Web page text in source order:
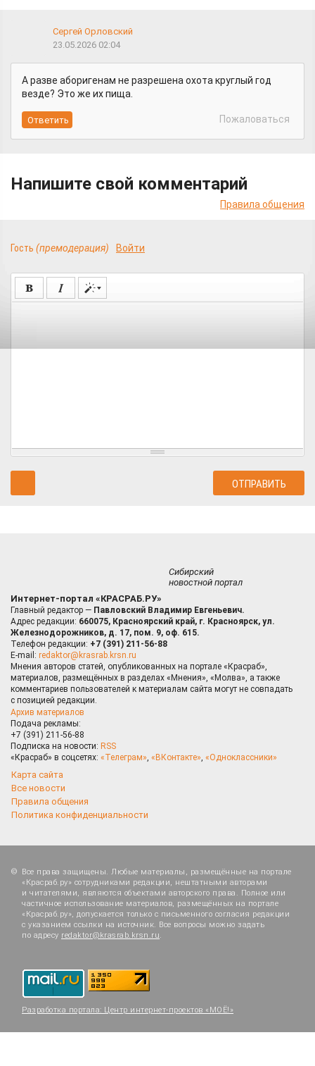
Сергей Орловский
23.05.2026 02:04
А разве аборигенам не разрешена охота круглый год
везде? Это же их пища.
Пожаловаться
Напишите свой комментарий
Правила общения
Гость (премодерация) Войти
Сибирский
новостной портал
Интернет-портал «КРАСРАБ.РУ»
Главный редактор — Павловский Владимир Евгеньевич.
Адрес редакции: 660075, Красноярский край, г. Красноярск, ул.
Железнодорожников, д. 17, пом. 9, оф. 615.
Телефон редакции: +7 (391) 211-56-88
E-mail: redaktor@krasrab.krsn.ru
Мнения авторов статей, опубликованных на портале «Красраб»,
материалов, размещённых в разделах «Мнения», «Молва», а также
комментариев пользователей к материалам сайта могут не совпадать
с позицией редакции.
Архив материалов
Подача рекламы:
+7 (391) 211-56-88
Подписка на новости: RSS
«Красраб» в соцсетях: «Телеграм», «ВКонтакте», «Одноклассники»
Карта сайта
Все новости
Правила общения
Политика конфиденциальности
Все права защищены. Любые материалы, размещённые на портале
«Красраб.ру» сотрудниками редакции, нештатными авторами
и читателями, являются объектами авторского права. Полное или
частичное использование материалов, размещённых на портале
«Красраб.ру», допускается только с письменного согласия редакции
с указанием ссылки на источник. Все вопросы можно задать
по адресу redaktor@krasrab.krsn.ru.
Разработка портала: Центр интернет-проектов «МОЁ!»